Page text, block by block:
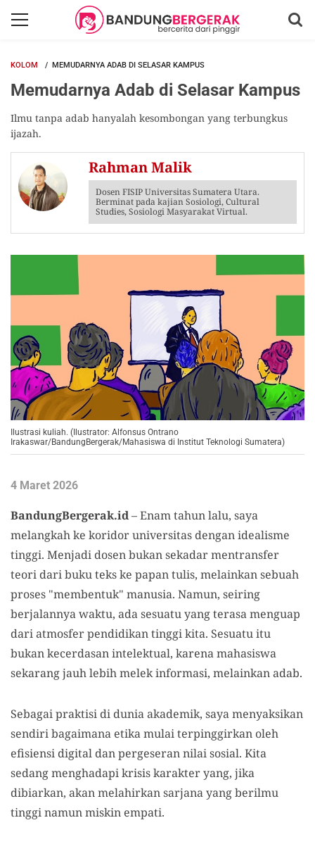
KOLOM MEMUDARNYA ADAB DI SELASAR KAMPUS
Memudarnya Adab di Selasar Kampus
Ilmu tanpa adab hanyalah kesombongan yang terbungkus
ijazah.
Rahman Malik
Dosen FISIP Universitas Sumatera Utara.
Berminat pada kajian Sosiologi, Cultural
Studies, Sosiologi Masyarakat Virtual.
Ilustrasi kuliah. (Ilustrator: Alfonsus Ontrano
Irakaswar/BandungBergerak/Mahasiswa di Institut Teknologi Sumatera)
4 Maret 2026
BandungBergerak.id– Enam tahun lalu, saya
melangkah ke koridor universitas dengan idealisme
tinggi. Menjadi dosen bukan sekadar mentransfer
teori dari buku teks ke papan tulis, melainkan sebuah
proses "membentuk" manusia. Namun, seiring
berjalannya waktu, ada sesuatu yang terasa menguap
dari atmosfer pendidikan tinggi kita. Sesuatu itu
bukan kecerdasan intelektual, karena mahasiswa
sekarang jauh lebih melek informasi, melainkan adab.
Sebagai praktisi di dunia akademik, saya menyaksikan
sendiri bagaimana etika mulai terpinggirkan oleh
efisiensi digital dan pergeseran nilai sosial. Kita
sedang menghadapi krisis karakter yang, jika
dibiarkan, akan melahirkan sarjana yang berilmu
tinggi namun miskin empati.